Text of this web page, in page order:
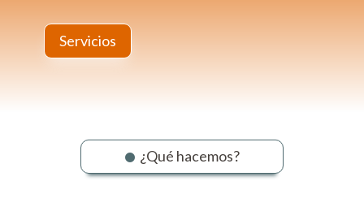
Servicios
¿Qué hacemos?